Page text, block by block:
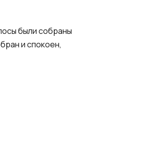
были собраны
и спокоен,